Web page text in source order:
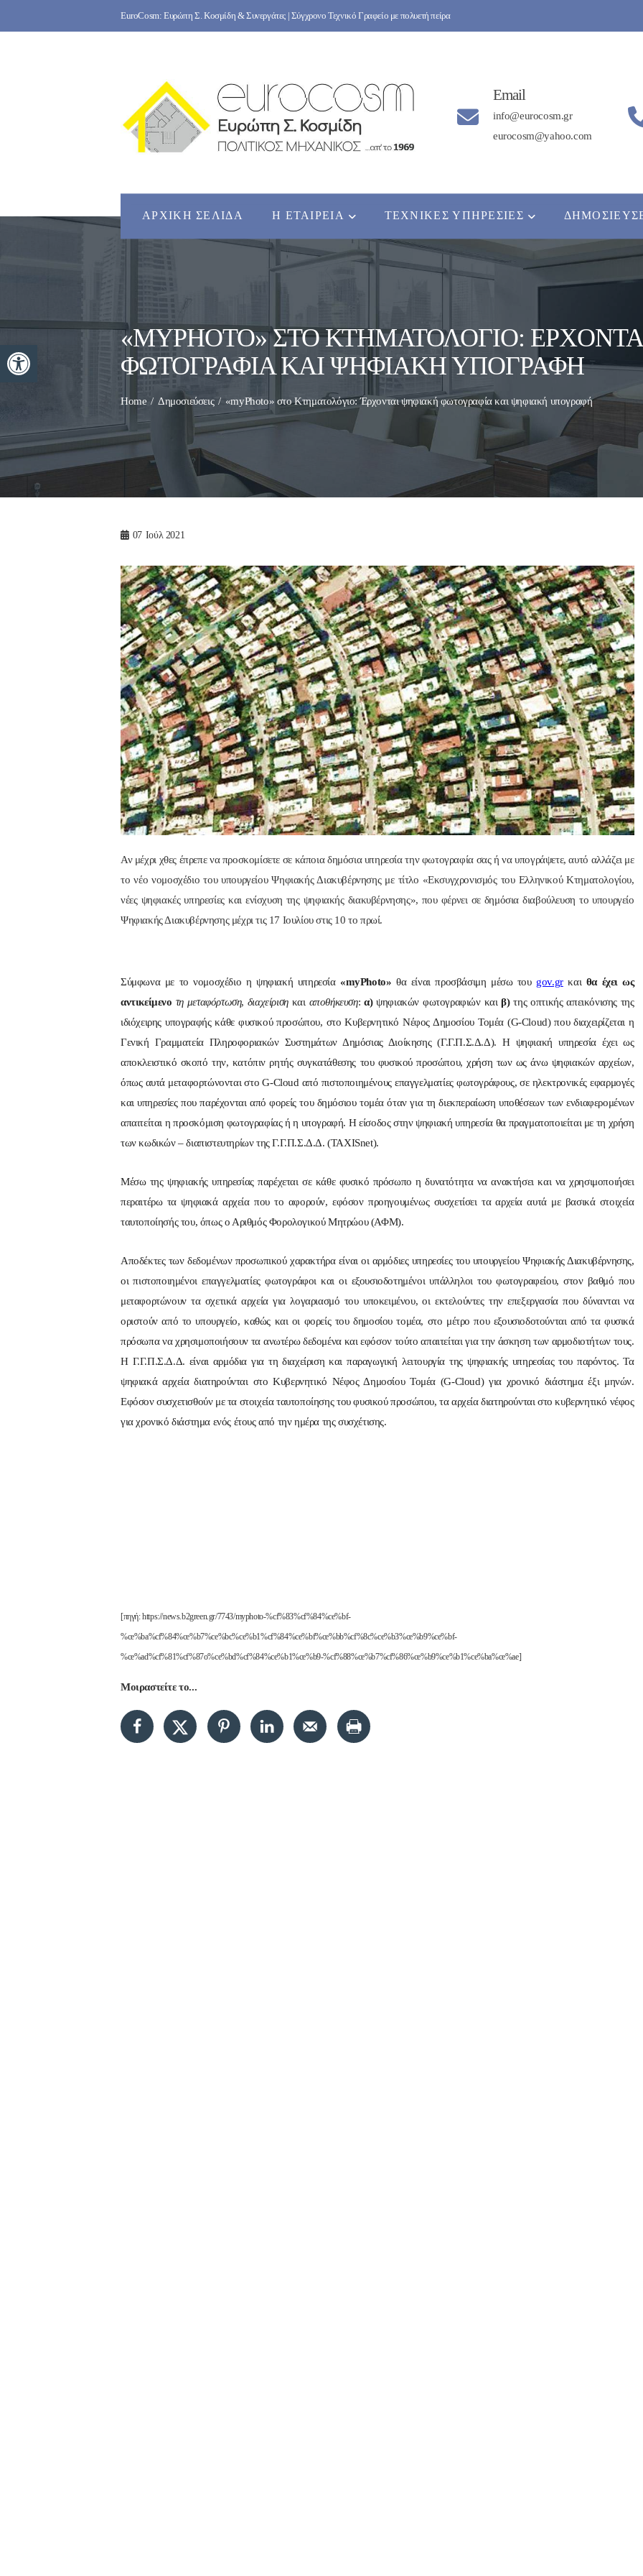
Ανοίξτε τη γραμμή εργαλείων
to
EuroCosm: Ευρώπη Σ. Κοσμίδη & Συνεργάτες | Σύγχρονο Τεχνικό Γραφείο με πολυετή πείρα
Email
info@eurocosm.gr
eurocosm@yahoo.com
ΑΡΧΙΚΉ ΣΕΛΊΔΑ Η ΕΤΑΙΡΕΊΑ ΤΕΧΝΙΚΈΣ ΥΠΗΡΕΣΊΕΣ
«MYPHOTO» ΣΤΟ ΚΤΗΜΑΤΟΛΌΓΙΟ:
ΦΩΤΟΓΡΑΦΊΑ ΚΑΙ ΨΗΦΙΑΚΉ ΥΠΟΓΡΑΦΉ
Home Δημοσιεύσεις «myPhoto» στο Κτηματολόγιο: Έρχoνται ψηφιακή φωτογραφία και ψηφιακή υπογραφή
07 Ιούλ 2021
Αν μέχρι χθες έπρεπε να προσκομίσετε σε κάποια δημόσια υπηρεσία την φωτογραφία σας ή να υπογράψετε, αυτό αλλάζει με
το νέο νομοσχέδιο του υπουργείου Ψηφιακής Διακυβέρνησης με τίτλο «Εκσυγχρονισμός του Ελληνικού Κτηματολογίου,
νέες ψηφιακές υπηρεσίες και ενίσχυση της ψηφιακής διακυβέρνησης», που φέρνει σε δημόσια διαβούλευση το υπουργείο
Ψηφιακής Διακυβέρνησης μέχρι τις 17 Ιουλίου στις 10 το πρωί.
Σύμφωνα με το νομοσχέδιο η ψηφιακή υπηρεσία«myPhoto» θα είναι προσβάσιμη μέσω του gov.grκαι θα έχει ως
αντικείμενο τη μεταφόρτωση, διαχείρισηκαι αποθήκευση:α)ψηφιακών φωτογραφιών καιβ)της οπτικής απεικόνισης της
ιδιόχειρης υπογραφής κάθε φυσικού προσώπου, στο Κυβερνητικό Νέφος Δημοσίου Τομέα (G-Cloud) που διαχειρίζεται η
Γενική Γραμματεία Πληροφοριακών Συστημάτων Δημόσιας Διοίκησης (Γ.Γ.Π.Σ.Δ.Δ). Η ψηφιακή υπηρεσία έχει ως
αποκλειστικό σκοπό την, κατόπιν ρητής συγκατάθεσης του φυσικού προσώπου, χρήση των ως άνω ψηφιακών αρχείων,
όπως αυτά μεταφορτώνονται στο G-Cloud από πιστοποιημένους επαγγελματίες φωτογράφους, σε ηλεκτρονικές εφαρμογές
και υπηρεσίες που παρέχονται από φορείς του δημόσιου τομέα όταν για τη διεκπεραίωση υποθέσεων των ενδιαφερομένων
απαιτείται η προσκόμιση φωτογραφίας ή η υπογραφή. Η είσοδος στην ψηφιακή υπηρεσία θα πραγματοποιείται με τη χρήση
των κωδικών – διαπιστευτηρίων της Γ.Γ.Π.Σ.Δ.Δ. (TAXISnet).
Mέσω της ψηφιακής υπηρεσίας παρέχεται σε κάθε φυσικό πρόσωπο η δυνατότητα να ανακτήσει και να χρησιμοποιήσει
περαιτέρω τα ψηφιακά αρχεία που το αφορούν, εφόσον προηγουμένως συσχετίσει τα αρχεία αυτά με βασικά στοιχεία
ταυτοποίησής του, όπως ο Αριθμός Φορολογικού Μητρώου (ΑΦΜ).
Αποδέκτες των δεδομένων προσωπικού χαρακτήρα είναι οι αρμόδιες υπηρεσίες του υπουργείου Ψηφιακής Διακυβέρνησης,
οι πιστοποιημένοι επαγγελματίες φωτογράφοι και οι εξουσιοδοτημένοι υπάλληλοι του φωτογραφείου, στον βαθμό που
μεταφορτώνουν τα σχετικά αρχεία για λογαριασμό του υποκειμένου, οι εκτελούντες την επεξεργασία που δύνανται να
οριστούν από το υπουργείο, καθώς και οι φορείς του δημοσίου τομέα, στο μέτρο που εξουσιοδοτούνται από τα φυσικά
πρόσωπα να χρησιμοποιήσουν τα ανωτέρω δεδομένα και εφόσον τούτο απαιτείται για την άσκηση των αρμοδιοτήτων τους.
Η Γ.Γ.Π.Σ.Δ.Δ. είναι αρμόδια για τη διαχείριση και παραγωγική λειτουργία της ψηφιακής υπηρεσίας του παρόντος. Τα
ψηφιακά αρχεία διατηρούνται στο Κυβερνητικό Νέφος Δημοσίου Τομέα (G-Cloud) για χρονικό διάστημα έξι μηνών.
Εφόσον συσχετισθούν με τα στοιχεία ταυτοποίησης του φυσικού προσώπου, τα αρχεία διατηρούνται στο κυβερνητικό νέφος
για χρονικό διάστημα ενός έτους από την ημέρα της συσχέτισης.
[πηγή: https://news.b2green.gr/7743/myphoto-%cf%83%cf%84%ce%bf-
%ce%ba%cf%84%ce%b7%ce%bc%ce%b1%cf%84%ce%bf%ce%bb%cf%8c%ce%b3%ce%b9%ce%bf-
%ce%ad%cf%81%cf%87o%ce%bd%cf%84%ce%b1%ce%b9-%cf%88%ce%b7%cf%86%ce%b9%ce%b1%ce%ba%ce%ae]
Μοιραστείτε το...
Nik Nikolopoulos
πριν από 2 έτη
Άψογη στη συνεργασία ,
αποτελεσματική,Συνεπής,κ
ατατοπιστική.Με λίγα
λόγια άριστη
Επαγγελματίας ,πάντα με
το χαμόγελο.Την
ΣΥΣΤΗΝΩ ανεπιφύλακτα..
ManosBX
πριν από 2 έτη
Επαγγελματίας  Άψογη
συνεργασία